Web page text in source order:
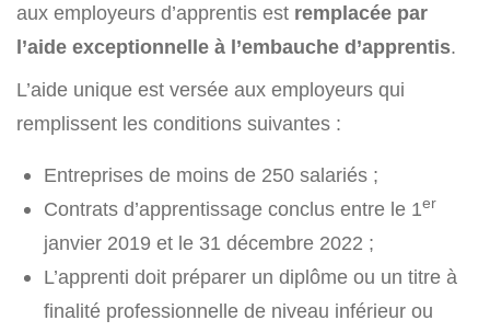
aux employeurs d’apprentis est remplacée par
l’aide exceptionnelle à l’embauche d’apprentis.
L’aide unique est versée aux employeurs qui
remplissent les conditions suivantes :
Entreprises de moins de 250 salariés ;
Contrats d’apprentissage conclus entre le 1er
janvier 2019 et le 31 décembre 2022 ;
L’apprenti doit préparer un diplôme ou un titre à
finalité professionnelle de niveau inférieur ou